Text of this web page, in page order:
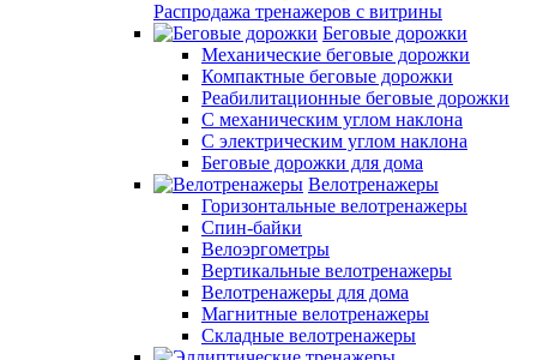
Распродажа тренажеров с витрины
Беговые дорожки
Механические беговые дорожки
Компактные беговые дорожки
Реабилитационные беговые дорожки
С механическим углом наклона
С электрическим углом наклона
Беговые дорожки для дома
Велотренажеры
Горизонтальные велотренажеры
Спин-байки
Велоэргометры
Вертикальные велотренажеры
Велотренажеры для дома
Магнитные велотренажеры
Складные велотренажеры